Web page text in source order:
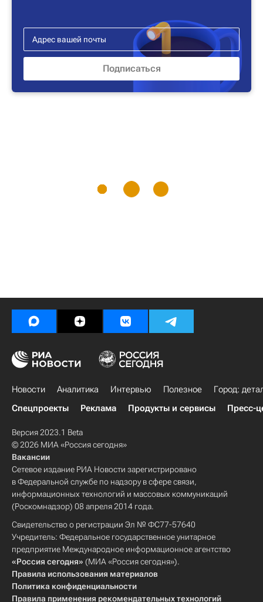
Новости Аналитика Интервью Полезное
Город:
Спецпроекты
Реклама Продукты и сервисы Пресс-
Версия 2023.1 Beta
© 2026 МИА «Россия сегодня»
Вакансии
Сетевое издание РИА Новости зарегистрировано
в Федеральной службе по надзору в сфере связи,
информационных технологий и массовых коммуникаций
(Роскомнадзор) 08 апреля 2014 года.
Свидетельство о регистрации Эл № ФС77-57640
Учредитель: Федеральное государственное унитарное
предприятие Международное информационное агентство
«Россия сегодня» (МИА «Россия сегодня»).
Правила использования материалов
Политика конфиденциальности
Правила применения рекомендательных технологий